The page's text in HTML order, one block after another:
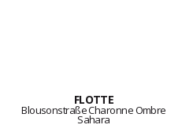
FLOTTE
Blousonstraße Charonne Ombre
Sahara